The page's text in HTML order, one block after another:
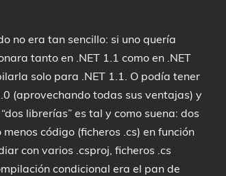
no era tan sencillo: si uno quería
tanto en .NET 1.1 como en .NET
solo para .NET 1.1. O podía tener
(aprovechando todas sus ventajas) y
librerías” es tal y como suena: dos
código (ficheros .cs) en función
con varios .csproj, ficheros .cs
condicional era el pan de